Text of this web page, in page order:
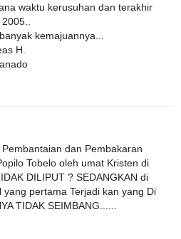
waktu kerusuhan dan terakhir
kemajuannya...
H.
dan Pembakaran
Tobelo oleh umat Kristen di
DILIPUT ? SEDANGKAN di
yang pertama Terjadi kan yang Di
TIDAK SEIMBANG......